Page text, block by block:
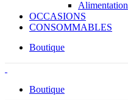
Alimentation
OCCASIONS
CONSOMMABLES
Boutique
Boutique